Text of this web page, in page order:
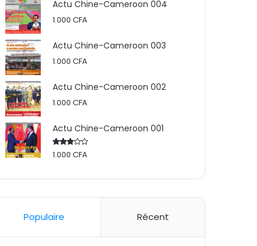
Actu Chine-Cameroon 004
1.000CFA
Actu Chine-Cameroon 003
1.000CFA
Actu Chine-Cameroon 002
1.000CFA
Actu Chine-Cameroon 001
Rated
1.000CFA
Populaire Récent